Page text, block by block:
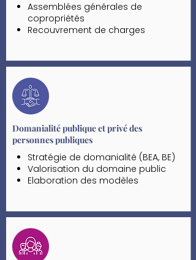
Assemblées générales de
copropriétés
Recouvrement de charges
Domanialité publique et privé des
personnes publiques
Stratégie de domanialité (BEA, BE)
Valorisation du domaine public
Elaboration des modèles
des personnes publiques
Elaboration de PUP